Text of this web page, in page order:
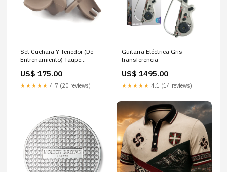
Set Cuchara Y Tenedor (De
Entrenamiento) Taupe
US$ 175.00
★★★★★ 4.7 (20 reviews)
Guitarra Eléctrica Gris
transferencia
US$ 1495.00
★★★★★ 4.1 (14 reviews)